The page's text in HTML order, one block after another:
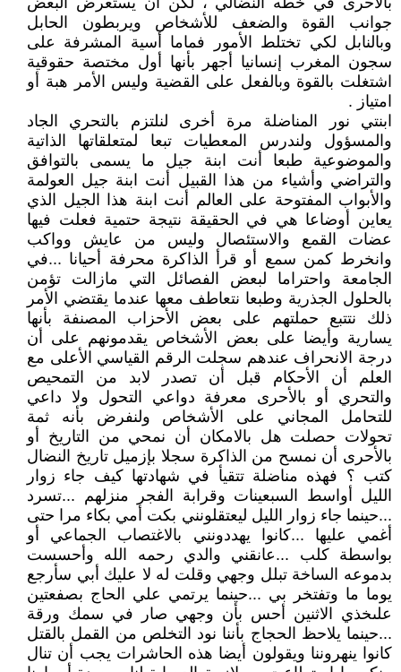
جوانب القوة والضعف للأشخاص ويربطون الحابل
وبالنابل لكي تختلط الأمور فماما أسية المشرفة على
سجون المغرب إنسانيا أجهر بأنها أول مختصة حقوقية
اشتغلت بالقوة وبالفعل على القضية وليس الأمر هبة أو
امتياز .
ابنتي نور المناضلة مرة أخرى لنلتزم بالتحري الجاد
والمسؤول ولندرس المعطيات تبعا لمتعلقاتها الذاتية
والموضوعية طبعا أنت ابنة جيل ما يسمى بالتوافق
والتراضي وأشياء من هذا القبيل أنت ابنة جيل العولمة
والأبواب المفتوحة على العالم أنت ابنة هذا الجيل الذي
يعاين أوضاعا هي في الحقيقة نتيجة حتمية فعلت فيها
عضات القمع والاستئصال وليس من عايش وواكب
وانخرط كمن سمع أو قرأ الذاكرة محرفة أحيانا ...في
الجامعة واحتراما لبعض الفصائل التي مازالت تؤمن
بالحلول الجذرية وطبعا نتعاطف معها عندما يقتضي الأمر
ذلك نتتبع حملتهم على بعض الأحزاب المصنفة بأنها
يسارية وأيضا على بعض الأشخاص يقدمونهم على أن
درجة الانحراف عندهم سجلت الرقم القياسي الأعلى مع
العلم أن الأحكام قبل أن تصدر لابد من التمحيص
والتحري أو بالأحرى معرفة دواعي التحول ولا داعي
للتحامل المجاني على الأشخاص ولنفرض بأنه ثمة
تحولات حصلت هل بالامكان أن نمحي من التاريخ أو
بالأحرى أن نمسح من الذاكرة سجلا بإزميل تاريخ النضال
كتب ؟ فهذه مناضلة تتقيأ في شهادتها كيف جاء زوار
الليل أواسط السبعينات وقرابة الفجر منزلهم ...تسرد
...حينما جاء زوار الليل ليعتقلونني بكت أمي بكاء مرا حتى
أغمي عليها ...كانوا يهددونني بالاغتصاب الجماعي أو
بواسطة كلب ...عانقني والدي رحمه الله وأحسست
بدموعه الساخة تبلل وجهي وقلت له لا عليك أبي سأرجع
يوما ما وتفتخر بي ...حينما يرتمي علي الحاج بصفعتين
علىخذي الاثنين أحس بأن وجهي صار في سمك ورقة
...حينما يلاحظ الحجاج بأننا نود التخلص من القمل بالقتل
كانوا ينهروننا ويقولون أيضا هذه الحاشرات يجب أن تنال